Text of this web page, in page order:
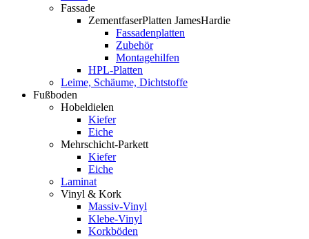
Fassade
ZementfaserPlatten JamesHardie
Fassadenplatten
Zubehör
Montagehilfen
HPL-Platten
Leime, Schäume, Dichtstoffe
Fußboden
Hobeldielen
Kiefer
Eiche
Mehrschicht-Parkett
Kiefer
Eiche
Laminat
Vinyl & Kork
Massiv-Vinyl
Klebe-Vinyl
Korkböden